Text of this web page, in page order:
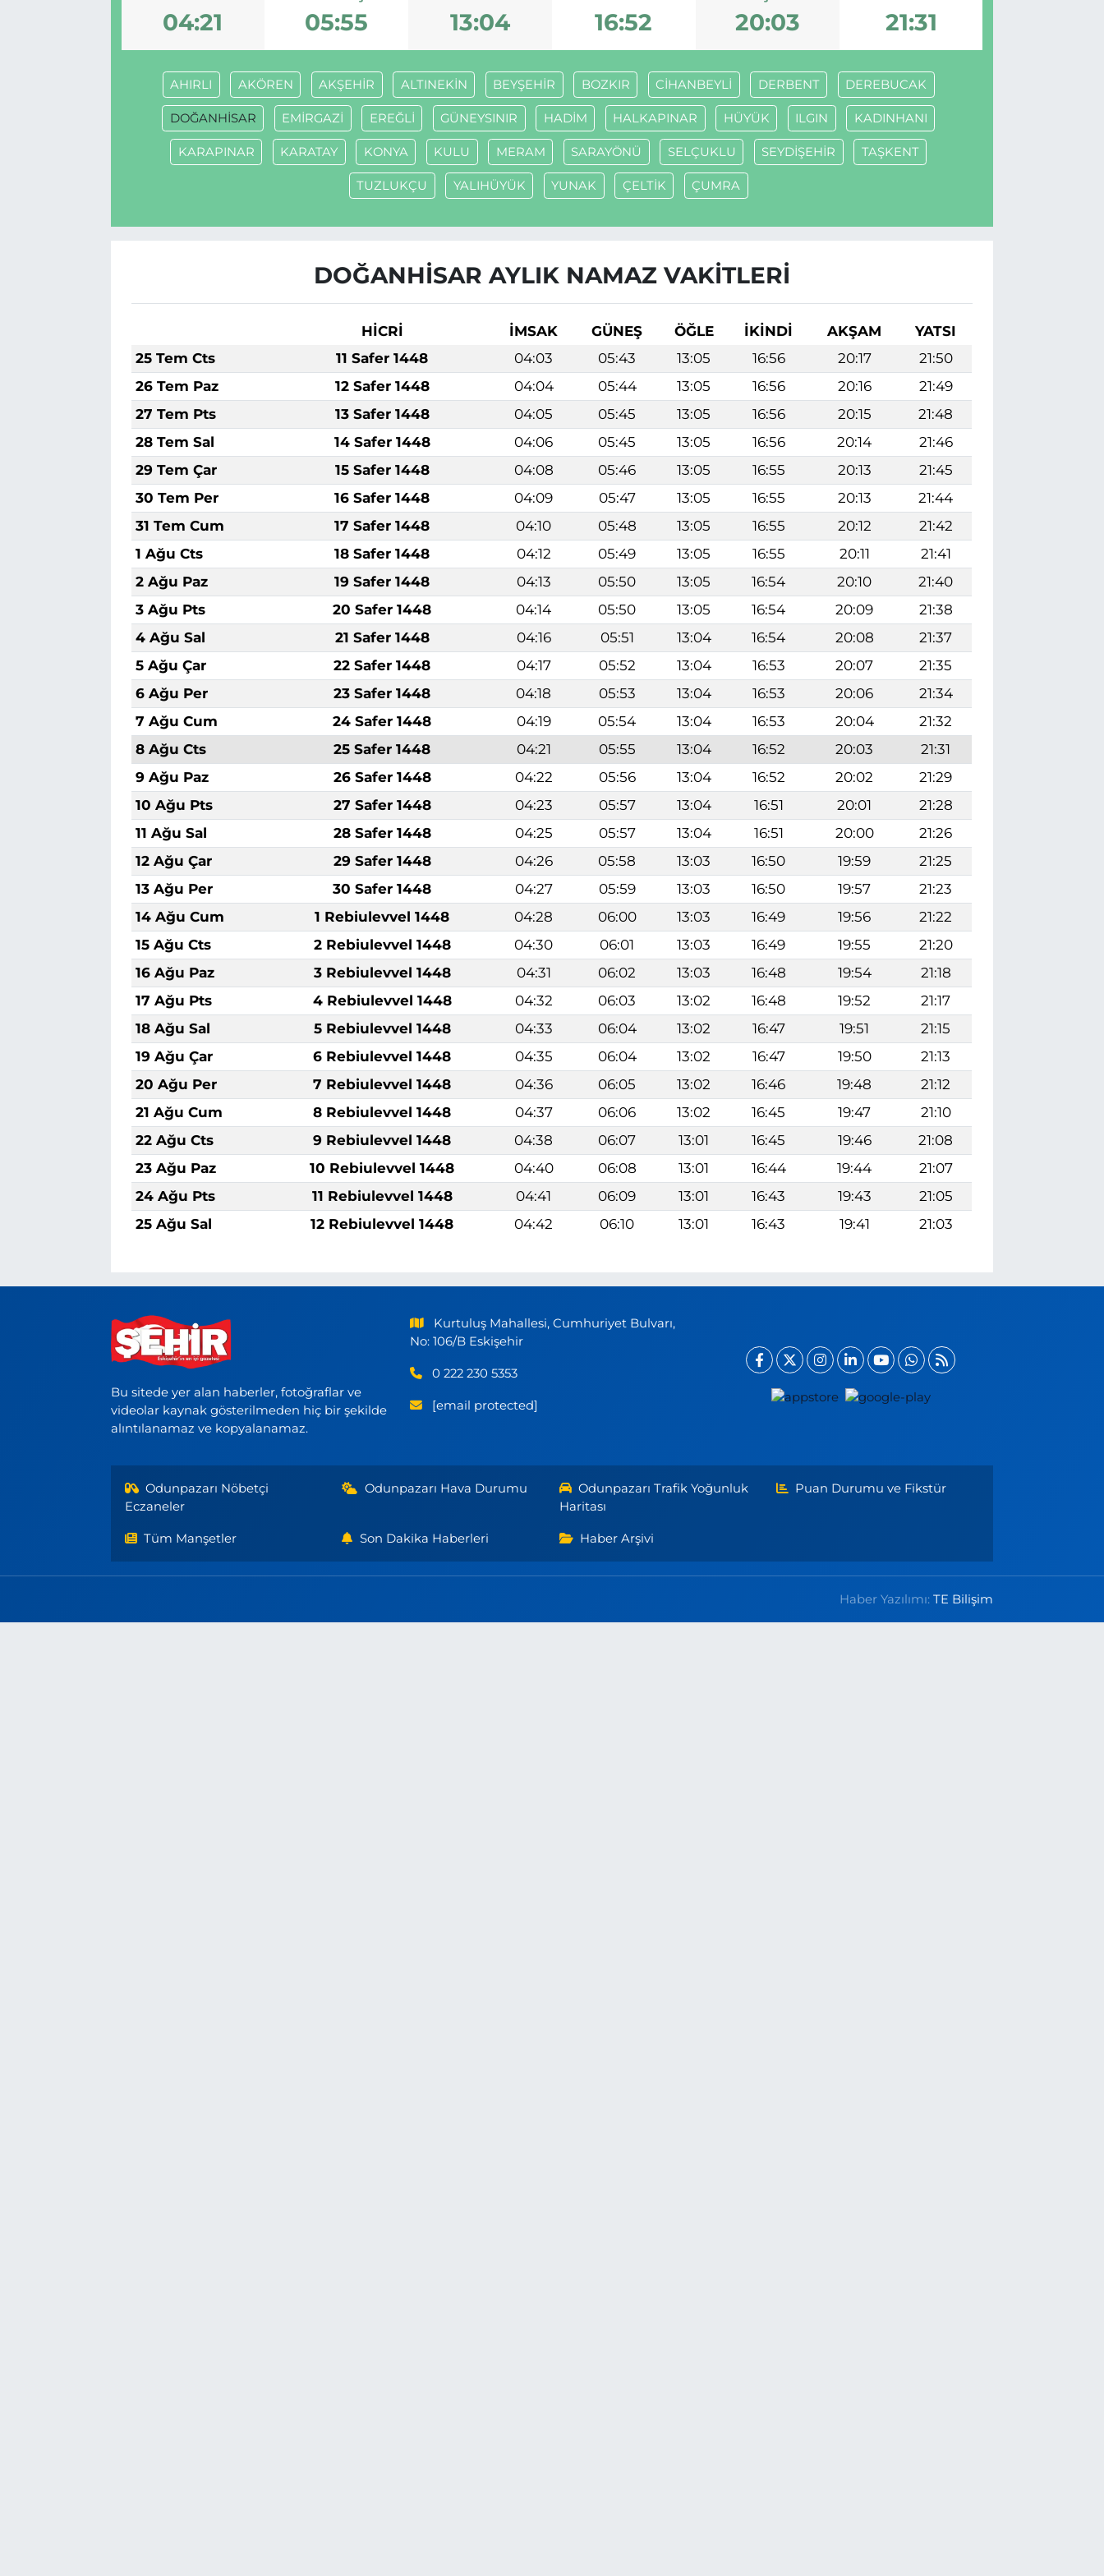
04:21 05:55 13:04 16:52 20:03 21:31
AHIRLI AKÖREN AKŞEHİR ALTINEKİN BEYŞEHİR BOZKIR CİHANBEYLİ DERBENT DEREBUCAK
DOĞANHİSAR EMİRGAZİ EREĞLİ GÜNEYSINIR HADİM HALKAPINAR HÜYÜK ILGIN KADINHANI
KARAPINAR KARATAY KONYA KULU MERAM SARAYÖNÜ SELÇUKLU SEYDİŞEHİR TAŞKENT
TUZLUKÇU YALIHÜYÜK YUNAK ÇELTİK ÇUMRA
DOĞANHİSAR AYLIK NAMAZ VAKITLERI
HİCRİ İMSAK GÜNEŞ ÖĞLE İKINDI AKŞAM
YATSI
25 Tem Cts
11 Safer 1448 04:03 05:43 13:05 16:56 20:17
21:50
26 Tem Paz
12 Safer 1448 04:04 05:44 13:05 16:56 20:16
21:49
27 Tem Pts
13 Safer 1448 04:05 05:45 13:05 16:56 20:15
21:48
28 Tem Sal
14 Safer 1448 04:06 05:45 13:05 16:56 20:14
21:46
29 Tem Çar
15 Safer 1448 04:08 05:46 13:05 16:55 20:13
21:45
30 Tem Per
16 Safer 1448 04:09 05:47 13:05 16:55 20:13
21:44
31 Tem Cum
17 Safer 1448 04:10 05:48 13:05 16:55 20:12
21:42
1 Ağu Cts
18 Safer 1448 04:12 05:49 13:05 16:55 20:11
21:41
2 Ağu Paz
19 Safer 1448 04:13 05:50 13:05 16:54 20:10
21:40
3 Ağu Pts
20 Safer 1448 04:14 05:50 13:05 16:54 20:09
21:38
4 Ağu Sal
21 Safer 1448 04:16 05:51 13:04 16:54 20:08
21:37
5 Ağu Çar
22 Safer 1448 04:17 05:52 13:04 16:53 20:07
21:35
6 Ağu Per
23 Safer 1448 04:18 05:53 13:04 16:53 20:06
21:34
7 Ağu Cum
24 Safer 1448 04:19 05:54 13:04 16:53 20:04
21:32
8 Ağu Cts
25 Safer 1448 04:21 05:55 13:04 16:52 20:03
21:31
9 Ağu Paz
26 Safer 1448 04:22 05:56 13:04 16:52 20:02
21:29
10 Ağu Pts
27 Safer 1448 04:23 05:57 13:04 16:51 20:01
21:28
11 Ağu Sal
28 Safer 1448 04:25 05:57 13:04 16:51 20:00
21:26
12 Ağu Çar
29 Safer 1448 04:26 05:58 13:03 16:50 19:59
21:25
13 Ağu Per
30 Safer 1448 04:27 05:59 13:03 16:50 19:57
21:23
14 Ağu Cum
1 Rebiulevvel 1448 04:28 06:00 13:03 16:49 19:56
21:22
15 Ağu Cts
2 Rebiulevvel 1448 04:30 06:01 13:03 16:49 19:55
21:20
16 Ağu Paz
3 Rebiulevvel 1448 04:31 06:02 13:03 16:48 19:54
21:18
17 Ağu Pts
4 Rebiulevvel 1448 04:32 06:03 13:02 16:48 19:52
21:17
18 Ağu Sal
5 Rebiulevvel 1448 04:33 06:04 13:02 16:47 19:51
21:15
19 Ağu Çar
6 Rebiulevvel 1448 04:35 06:04 13:02 16:47 19:50
21:13
20 Ağu Per
7 Rebiulevvel 1448 04:36 06:05 13:02 16:46 19:48
21:12
21 Ağu Cum
8 Rebiulevvel 1448 04:37 06:06 13:02 16:45 19:47
21:10
22 Ağu Cts
9 Rebiulevvel 1448 04:38 06:07 13:01 16:45 19:46
21:08
23 Ağu Paz
10 Rebiulevvel 1448 04:40 06:08 13:01 16:44 19:44
21:07
24 Ağu Pts
11 Rebiulevvel 1448 04:41 06:09 13:01 16:43 19:43
21:05
25 Ağu Sal
12 Rebiulevvel 1448 04:42 06:10 13:01 16:43 19:41 21:03
Bu sitede yer alan haberler, fotoğraflar ve
videolar kaynak gösterilmeden hiç bir şekilde
alıntılanamaz ve kopyalanamaz.
Kurtuluş Mahallesi, Cumhuriyet Bulvarı,
No: 106/B Eskişehir
0 222 230 5353
[email protected]
Odunpazarı Nöbetçi
Eczaneler
Odunpazarı Hava Durumu
Odunpazarı Trafik Yoğunluk
Haritası
Puan Durumu ve Fikstür
Tüm Manşetler Son Dakika Haberleri Haber Arşivi
Haber Yazılımı:TE Bilişim